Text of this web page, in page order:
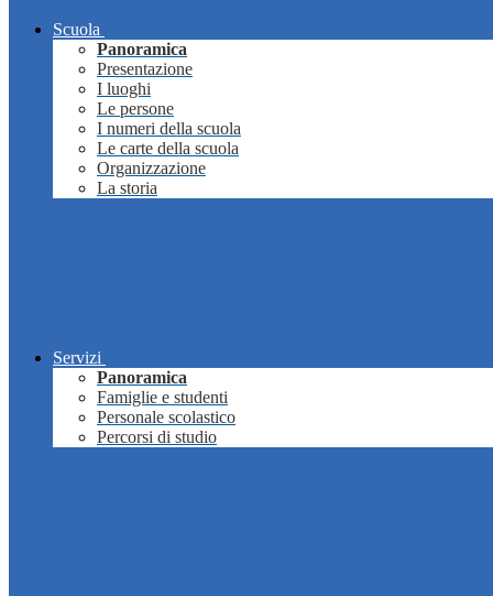
Scuola
Panoramica
Presentazione
I luoghi
Le persone
I numeri della scuola
Le carte della scuola
Organizzazione
La storia
Servizi
Panoramica
Famiglie e studenti
Personale scolastico
Percorsi di studio